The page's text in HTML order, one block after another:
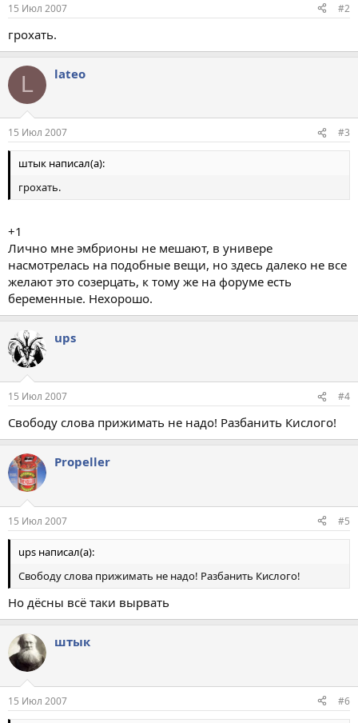
15 Июл 2007 #2
грохать.
L lateo
15 Июл 2007 #3
штык написал(а):
грохать.
+1
Лично мне эмбрионы не мешают, в универе
насмотрелась на подобные вещи, но здесь далеко не все
желают это созерцать, к тому же на форуме есть
беременные. Нехорошо.
ups
15 Июл 2007 #4
Свободу слова прижимать не надо! Разбанить Кислого!
Propeller
15 Июл 2007 #5
ups написал(а):
Свободу слова прижимать не надо! Разбанить Кислого!
Но дёсны всё таки вырвать
штык
15 Июл 2007 #6